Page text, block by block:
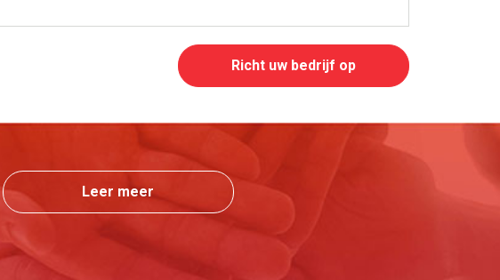
Richt uw bedrijf op
Leer meer